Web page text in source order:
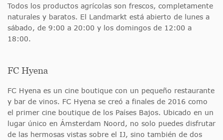
Todos los productos agrícolas son frescos, completamente
naturales y baratos. El Landmarkt está abierto de lunes a
sábado, de 9:00 a 20:00 y los domingos de 12:00 a
18:00.
FC Hyena
FC Hyena es un cine boutique con un pequeño restaurante
y bar de vinos. FC Hyena se creó a finales de 2016 como
el primer cine boutique de los Países Bajos. Ubicado en un
lugar único en Ámsterdam Noord, no solo puedes disfrutar
de las hermosas vistas sobre el IJ, sino también de dos